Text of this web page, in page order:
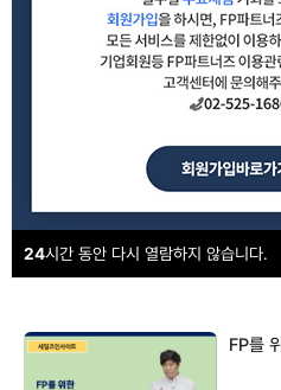
24시간 동안 다시 열람하지 않습니다.
두 설계사의 슬기로운 보험생활_종신
FP를